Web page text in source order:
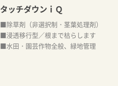
タッチダウンｉＱ
■除草剤（非選択制・茎葉処理剤）
■浸透移行型／根まで枯らします
■水田・園芸作物全般、緑地管理